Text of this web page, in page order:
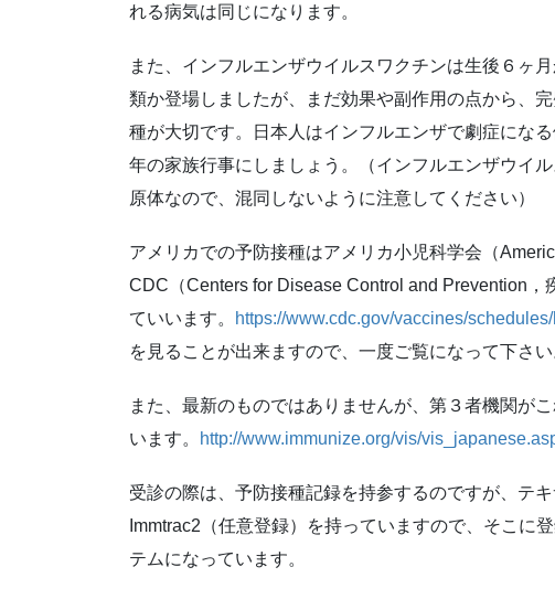
れる病気は同じになります。
また、インフルエンザウイルスワクチンは生後６ヶ
類か登場しましたが、まだ効果や副作用の点から、
種が大切です。日本人はインフルエンザで劇症にな
年の家族行事にしましょう。（インフルエンザウイ
原体なので、混同しないように注意してください）
アメリカでの予防接種はアメリカ小児科学会（
CDC（Centers for Disease Control and Prevention
ていいます。
https://www.cdc.gov/vaccines/
を見ることが出来ますので、一度ご覧になって下さい
また、最新のものではありませんが、第３者機関が
います。
http://www.immunize.org/vis/
受診の際は、予防接種記録を持参するのですが、テ
Immtrac2（任意登録）を持っていますので、そこに
テムになっています。